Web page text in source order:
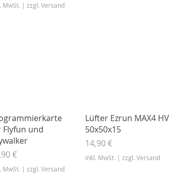
MwSt. |zzgl. Versand
Schnellansicht
Flyfun und
€
MwSt. |zzgl. Versand
Schnellansicht
Lüfter Ezrun MAX4 HV
50x50x15
Preis
14,90 €
inkl. MwSt. | zzgl. Versand